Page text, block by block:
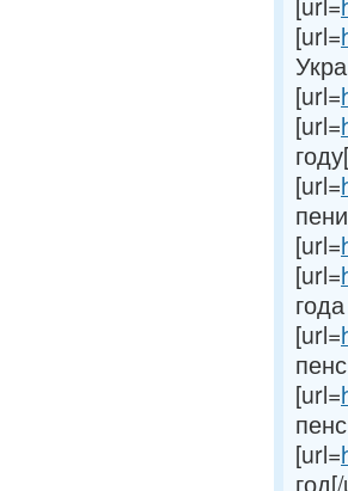
[url=
[url=
[url=
[url=
[url=
[url=
[url=
[url=
[url=